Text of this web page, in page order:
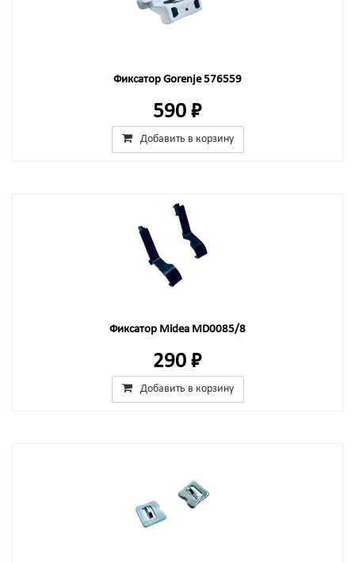
Фиксатор Gorenje 576559
590 ₽
Добавить в корзину
Фиксатор Midea MD0085/8
290 ₽
Добавить в корзину